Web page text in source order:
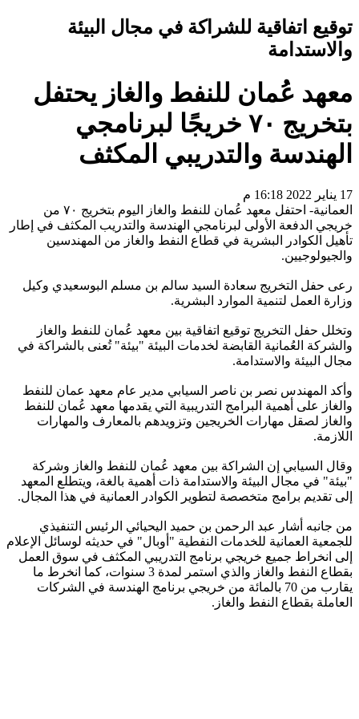
توقيع اتفاقية للشراكة في مجال البيئة
والاستدامة
معهد عُمان للنفط والغاز يحتفل
بتخريج ٧٠ خريجًا لبرنامجي
الهندسة والتدريبي المكثف
17 يناير 2022 16:18 م
العمانية- احتفل معهد عُمان للنفط والغاز اليوم بتخريج ٧٠ من
خريجي الدفعة الأولى لبرنامجي الهندسة والتدريب المكثف في إطار
تأهيل الكوادر البشرية في قطاع النفط والغاز من المهندسين
والجيولوجيين.
رعى حفل التخريج سعادة السيد سالم بن مسلم البوسعيدي وكيل
وزارة العمل لتنمية الموارد البشرية.
وتخلل حفل التخريج توقيع اتفاقية بين معهد عُمان للنفط والغاز
والشركة العُمانية القابضة لخدمات البيئة "بيئة" تُعنى بالشراكة في
مجال البيئة والاستدامة.
وأكد المهندس نصر بن ناصر السيابي مدير عام معهد عمان للنفط
والغاز على أهمية البرامج التدريبية التي يقدمها معهد عُمان للنفط
والغاز لصقل مهارات الخريجين وتزويدهم بالمعارف والمهارات
اللازمة.
وقال السيابي إن الشراكة بين معهد عُمان للنفط والغاز وشركة
"بيئة" في مجال البيئة والاستدامة ذات أهمية بالغة، ويتطلع المعهد
إلى تقديم برامج متخصصة لتطوير الكوادر العمانية في هذا المجال.
من جانبه أشار عبد الرحمن بن حميد اليحيائي الرئيس التنفيذي
للجمعية العمانية للخدمات النفطية "أوبال" في حديثه لوسائل الإعلام
إلى انخراط جميع خريجي برنامج التدريبي المكثف في سوق العمل
بقطاع النفط والغاز والذي استمر لمدة 3 سنوات، كما انخرط ما
يقارب من 70 بالمائة من خريجي برنامج الهندسة في الشركات
العاملة بقطاع النفط والغاز.